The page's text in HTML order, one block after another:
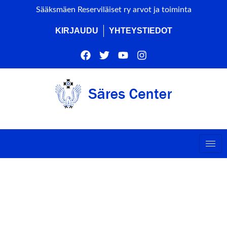
Sääksmäen Reserviläiset ry arvot ja toiminta
KIRJAUDU YHTEYSTIEDOT